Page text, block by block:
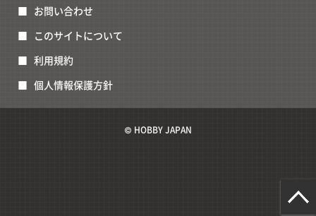
お問い合わせ
このサイトについて
利用規約
個人情報保護方針
© HOBBY JAPAN